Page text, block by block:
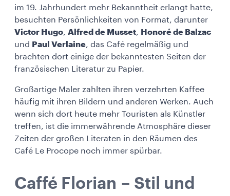
im 19. Jahrhundert mehr Bekanntheit erlangt hatte,
besuchten Persönlichkeiten von Format, darunter
Victor Hugo, Alfred de Musset, Honoré de Balzac
und
Paul Verlaine, das Café regelmäßig und
brachten dort einige der bekanntesten Seiten der
französischen Literatur zu Papier.
Großartige Maler zahlten ihren verzehrten Kaffee
häufig mit ihren Bildern und anderen Werken. Auch
wenn sich dort heute mehr Touristen als Künstler
treffen, ist die immerwährende Atmosphäre dieser
Zeiten der großen Literaten in den Räumen des
Café Le Procope noch immer spürbar.
Caffé Florian – Stil und